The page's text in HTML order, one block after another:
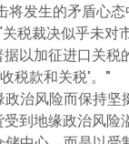
发生的矛盾心态
税裁决似乎未对
以加征进口关税
税款和关税’。”
治风险而保持坚
到地缘政治风险